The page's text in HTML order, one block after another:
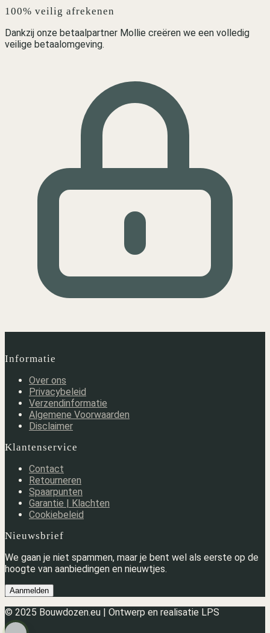
100% veilig afrekenen
Dankzij onze betaalpartner Mollie creëren we een volledig
veilige betaalomgeving.
Informatie
Over ons
Privacybeleid
Verzendinformatie
Algemene Voorwaarden
Disclaimer
Klantenservice
Contact
Retourneren
Spaarpunten
Garantie | Klachten
Cookiebeleid
Nieuwsbrief
We gaan je niet spammen, maar je bent wel als eerste op de
hoogte van aanbiedingen en nieuwtjes.
Aanmelden
© 2025 Bouwdozen.eu | Ontwerp en realisatie LPS